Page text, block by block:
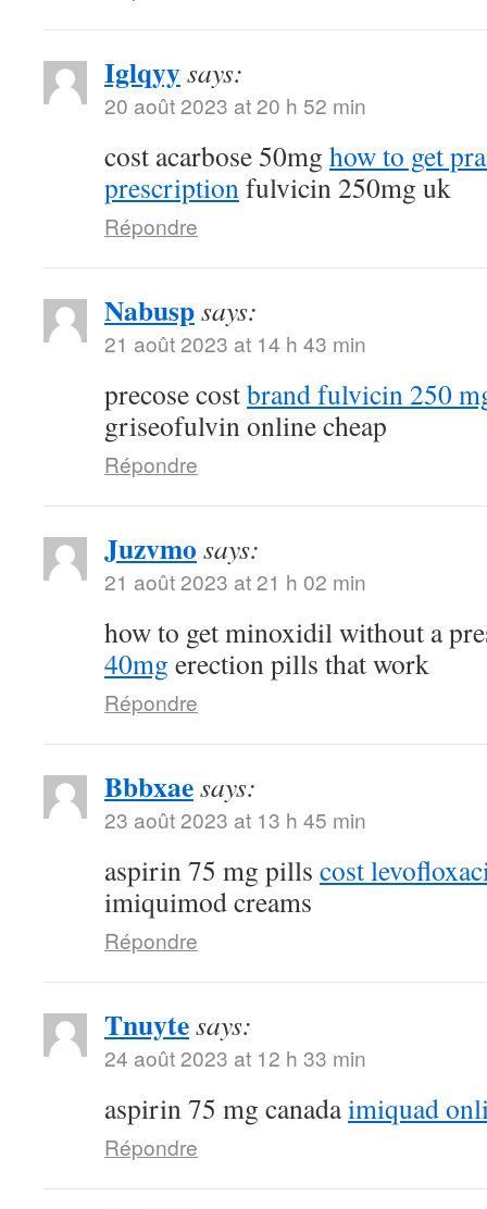
Iglqyysays:
20 août 2023 at 20 h 52 min
cost acarbose 50mg how to get
prescriptionfulvicin 250mg uk
Répondre
Nabuspsays:
21 août 2023 at 14 h 43 min
precose costbrand fulvicin 250
griseofulvin online cheap
Répondre
Juzvmo says:
21 août 2023 at 21 h 02 min
how to get minoxidil without a
40mg erection pills that work
Répondre
Bbbxaesays:
23 août 2023 at 13 h 45 min
aspirin 75 mg pills cost
imiquimod creams
Répondre
Tnuytesays:
24 août 2023 at 12 h 33 min
aspirin 75 mg canadaimiquad
Répondre